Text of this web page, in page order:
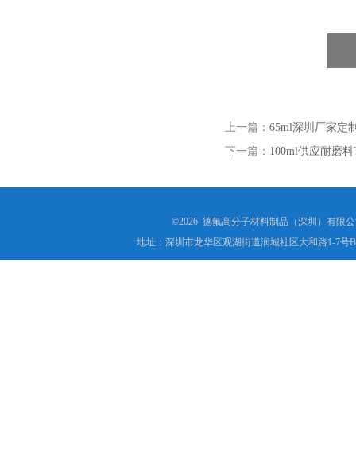
上一篇： 65ml深圳厂家定
下一篇： 100ml供应耐磨
©2026 德氟高分子材料制品（深圳）有限
地址：深圳市龙华区观湖街道润城社区大和路1-7号